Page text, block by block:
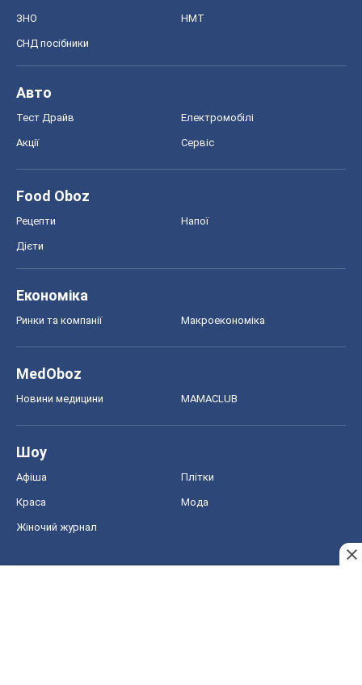
ЗНО НМТ
СНД посібники
Авто
Тест Драйв Електромобілі
Акції Сервіс
Food Oboz
Рецепти Напої
Дієти
Економіка
Ринки та компанії Макроекономіка
MedOboz
Новини медицини MAMACLUB
Шоу
Афіша Плітки
Краса Мода
Жіночий журнал